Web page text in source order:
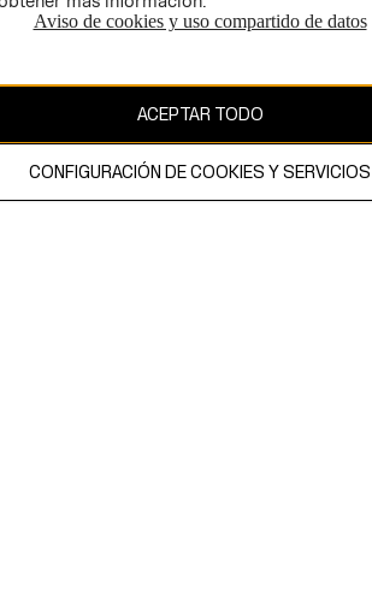
página web está protegido por copyright y es
& Mauritz AB.
Aviso de cookies y uso compartido de datos
ACEPTAR TODO
CONFIGURACIÓN DE COOKIES Y SERVICIOS